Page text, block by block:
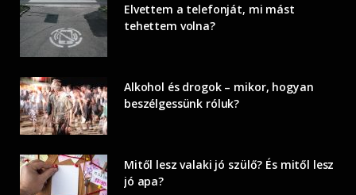
Elvettem a telefonját, mi mást
tehettem volna?
Alkohol és drogok – mikor, hogyan
beszélgessünk róluk?
Mitől lesz valaki jó szülő? És mitől lesz
jó apa?